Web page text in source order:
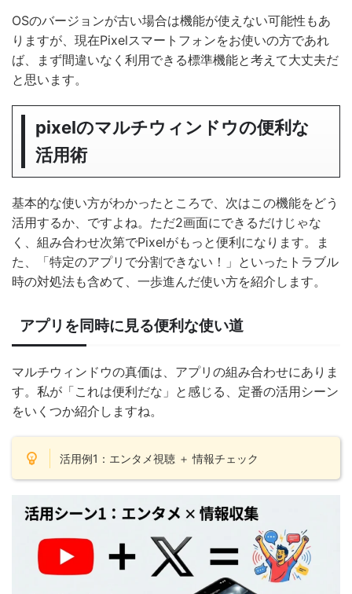
OSのバージョンが古い場合は機能が使えない可能性もあ
りますが、現在Pixelスマートフォンをお使いの方であれ
ば、まず間違いなく利用できる標準機能と考えて大丈夫だ
と思います。
pixelのマルチウィンドウの便利な
活用術
基本的な使い方がわかったところで、次はこの機能をどう
活用するか、ですよね。ただ2画面にできるだけじゃな
く、組み合わせ次第でPixelがもっと便利になります。ま
た、「特定のアプリで分割できない！」といったトラブル
時の対処法も含めて、一歩進んだ使い方を紹介します。
アプリを同時に見る便利な使い道
マルチウィンドウの真価は、アプリの組み合わせにありま
す。私が「これは便利だな」と感じる、定番の活用シーン
をいくつか紹介しますね。
活用例1：エンタメ視聴 ＋ 情報チェック